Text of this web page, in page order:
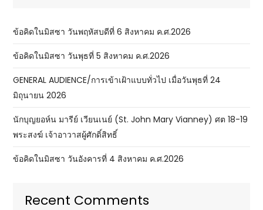
ข้อคิดในมิสซา วันพฤหัสบดีที่ 6 สิงหาคม ค.ศ.2026
ข้อคิดในมิสซา วันพุธที่ 5 สิงหาคม ค.ศ.2026
GENERAL AUDIENCE/การเข้าเฝ้าแบบทั่วไป เมื่อวันพุธที่ 24
มิถุนายน 2026
นักบุญยอห์น มารีย์ เวียนเนย์ (St. John Mary Vianney) ศต 18-19
พระสงฆ์ เจ้าอาวาสผู้ศักดิ์สิทธิ์
ข้อคิดในมิสซา วันอังคารที่ 4 สิงหาคม ค.ศ.2026
Recent Comments